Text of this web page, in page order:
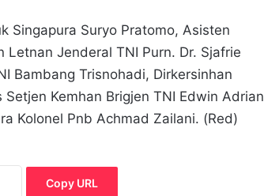
Singapura Suryo Pratomo, Asisten
Jenderal TNI Purn. Dr. Sjafrie
Bambang Trisnohadi, Dirkersinhan
Kemhan Brigjen TNI Edwin Adrian
Kolonel Pnb Achmad Zailani. (Red)
Copy URL